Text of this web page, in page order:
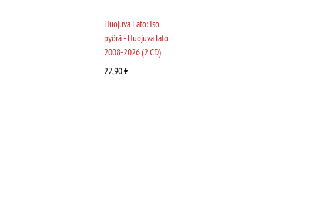
Huojuva Lato: Iso
pyörä - Huojuva lato
2008-2026 (2 CD)
22,90€